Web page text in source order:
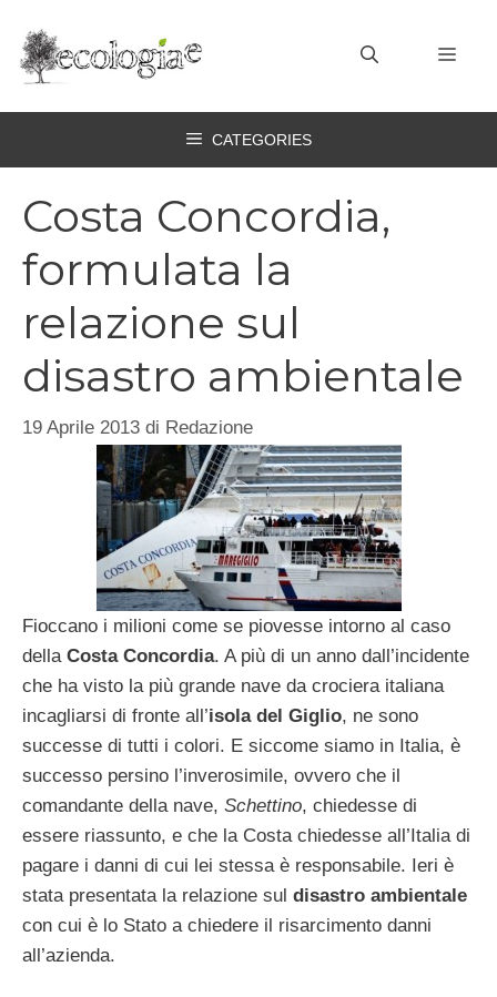
contenuto
CATEGORIES
Costa Concordia,
formulata la
relazione sul
disastro ambientale
19 Aprile 2013 di Redazione
Fioccano i milioni come se piovesse intorno al caso
della Costa Concordia. A più di un anno dall’incidente
che ha visto la più grande nave da crociera italiana
incagliarsi di fronte all’isola del Giglio, ne sono
successe di tutti i colori. E siccome siamo in Italia, è
successo persino l’inverosimile, ovvero che il
comandante della nave, Schettino, chiedesse di
essere riassunto, e che la Costa chiedesse all’Italia di
pagare i danni di cui lei stessa è responsabile. Ieri è
stata presentata la relazione sul disastro ambientale
con cui è lo Stato a chiedere il risarcimento danni
all’azienda.